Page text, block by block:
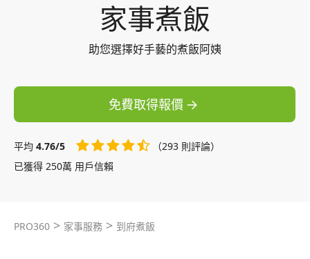
家事煮飯
助您選擇好手藝的煮飯阿姨
免費取得報價
平均 4.76/5
（293 則評論）
已獲得 250萬 用戶信賴
PRO360 > 家事服務 > 到府煮飯